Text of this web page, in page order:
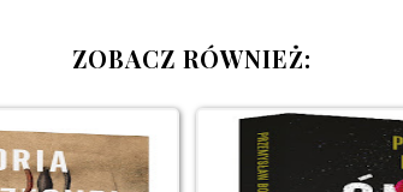
ZOBACZ RÓWNIEŻ: